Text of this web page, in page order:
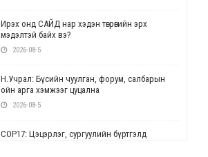
Ирэх онд САЙД нар хэдэн төгрөгийн эрх
мэдэлтэй байх вэ?
2026-08-5
Н.Учрал: Бүсийн чуулган, форум, салбарын
ойн арга хэмжээг цуцална
2026-08-5
СОР17: Цэцэрлэг, сургуулийн бүртгэлд